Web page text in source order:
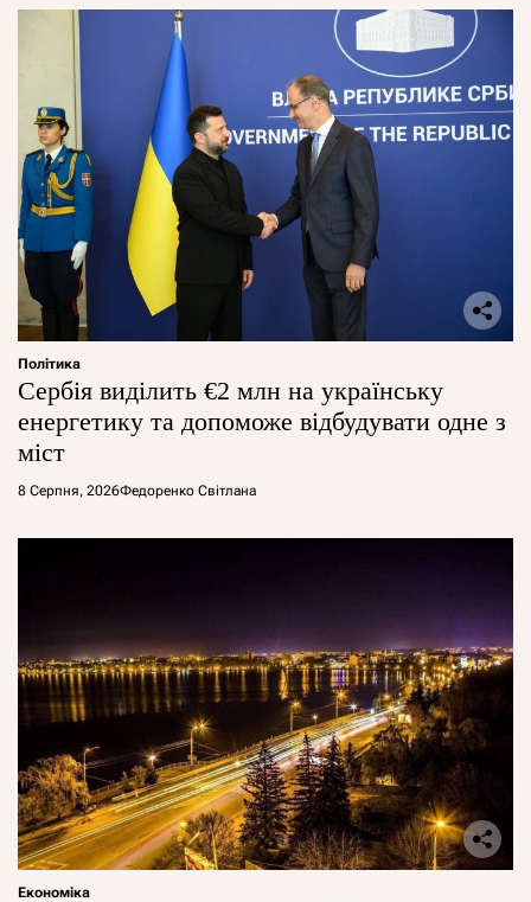
Політика
Сербія виділить €2 млн на українську
енергетику та допоможе відбудувати одне з
міст
8 Серпня, 2026Федоренко Світлана
Економіка